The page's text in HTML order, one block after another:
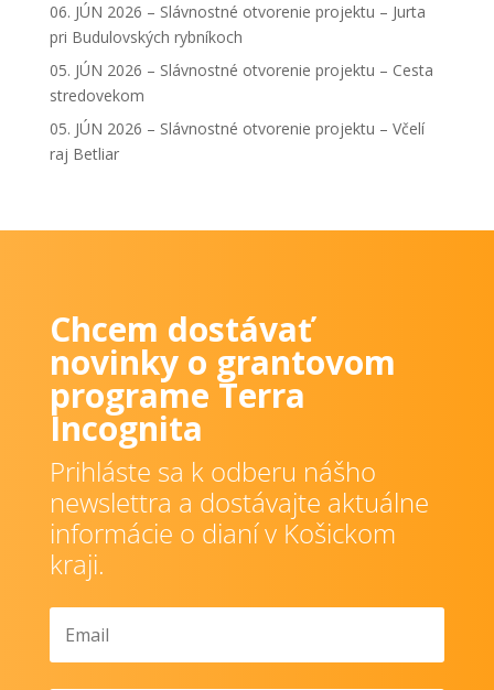
06. JÚN 2026 – Slávnostné otvorenie projektu – Jurta
pri Budulovských rybníkoch
05. JÚN 2026 – Slávnostné otvorenie projektu – Cesta
stredovekom
05. JÚN 2026 – Slávnostné otvorenie projektu – Včelí
raj Betliar
Chcem dostávať
novinky o grantovom
programe Terra
Incognita
Prihláste sa k odberu nášho
newslettra a dostávajte aktuálne
informácie o dianí v Košickom
kraji.